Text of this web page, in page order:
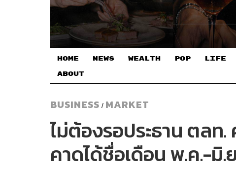
HOME NEWS WEALTH POP LIFE
ABOUT
BUSINESS / MARKET
ไม่ต้องรอประธาน ตลท
คาดได้ชื่อเดือน พ.ค.-มิ.